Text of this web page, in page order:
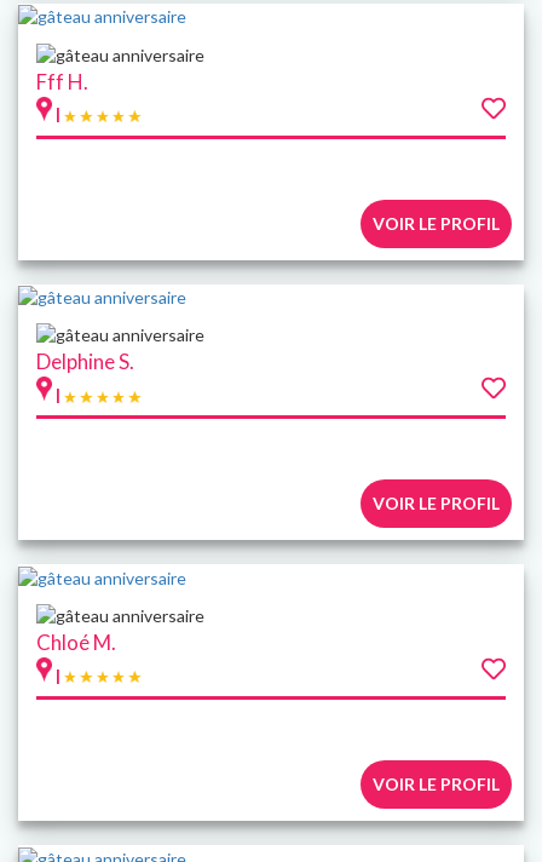
Fff H.
|
VOIR LE PROFIL
Delphine S.
|
VOIR LE PROFIL
Chloé M.
|
VOIR LE PROFIL